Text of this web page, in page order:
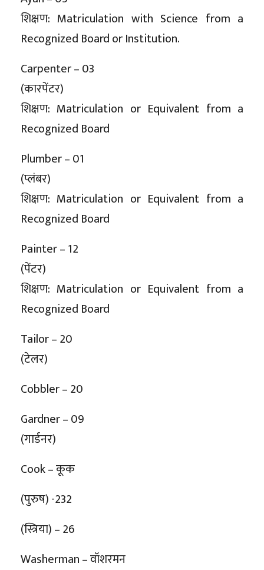
शिक्षण: Matriculation with Science from a
Recognized Board or Institution.
Carpenter – 03
(कारपेंटर)
शिक्षण: Matriculation or Equivalent from a
Recognized Board
Plumber – 01
(प्लंबर)
शिक्षण: Matriculation or Equivalent from a
Recognized Board
Painter – 12
(पेंटर)
शिक्षण: Matriculation or Equivalent from a
Recognized Board
Tailor – 20
(टेलर)
Cobbler – 20
Gardner – 09
(गार्डनर)
Cook – कूक
(पुरुष) -232
(स्त्रिया) – 26
Washerman – वॉशरमन